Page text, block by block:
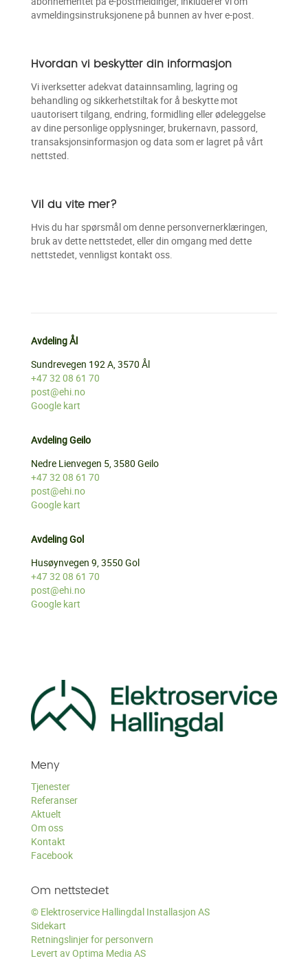
avmeldingsinstruksjonene på bunnen av hver e-post.
Hvordan vi beskytter din informasjon
Vi iverksetter adekvat datainnsamling, lagring og
behandling og sikkerhetstiltak for å beskytte mot
uautorisert tilgang, endring, formidling eller ødeleggelse
av dine personlige opplysninger, brukernavn, passord,
transaksjonsinformasjon og data som er lagret på vårt
nettsted.
Vil du vite mer?
Hvis du har spørsmål om denne personvernerklæringen,
bruk av dette nettstedet, eller din omgang med dette
nettstedet, vennligst kontakt oss.
Avdeling Ål
Sundrevegen 192 A, 3570 Ål
+47 32 08 61 70
post@ehi.no
Google kart
Avdeling Geilo
Nedre Lienvegen 5, 3580 Geilo
+47 32 08 61 70
post@ehi.no
Google kart
Avdeling Gol
Husøynvegen 9, 3550 Gol
+47 32 08 61 70
post@ehi.no
Google kart
Meny
Tjenester
Referanser
Aktuelt
Om oss
Kontakt
Facebook
Om nettstedet
© Elektroservice Hallingdal Installasjon AS
Sidekart
Retningslinjer for personvern
Levert av Optima Media AS